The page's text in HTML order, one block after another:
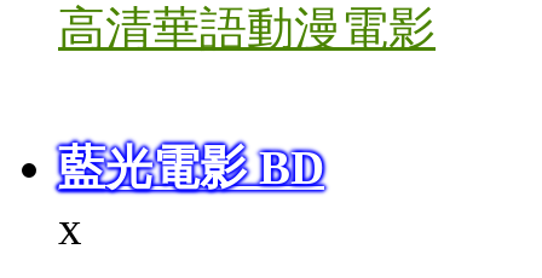
高清華語動漫電影
藍光電影 BD
x